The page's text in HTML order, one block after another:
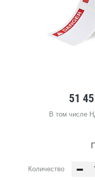
51
В том числе
Количество -